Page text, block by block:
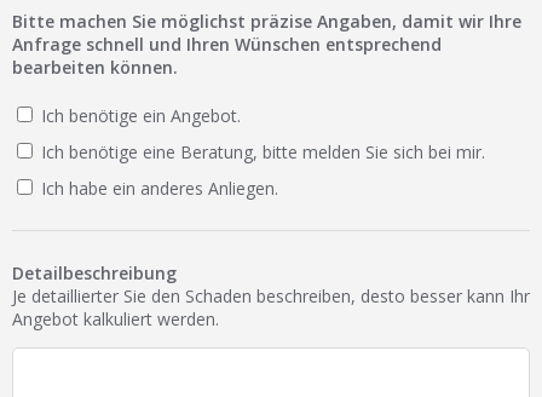
Scheibensuche
FAQ
Lexikon
Ist Ihre Werkstatt schon dabei?
Werkstatt Login
Bitte machen Sie möglichst präzise Angaben, damit wir Ihre
Anfrage schnell und Ihren Wünschen entsprechend
bearbeiten können.
Ich benötige ein Angebot.
Ich benötige eine Beratung, bitte melden Sie sich bei mir.
Ich habe ein anderes Anliegen.
Detailbeschreibung
Je detaillierter Sie den Schaden beschreiben, desto besser kann Ihr
Angebot kalkuliert werden.